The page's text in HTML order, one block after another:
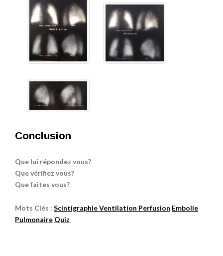
Conclusion
Que lui répondez vous?
Que vérifiez vous?
Que faites vous?
Mots Clés : Scintigraphie Ventilation Perfusion Embolie
Pulmonaire Quiz